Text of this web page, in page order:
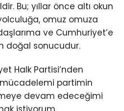
Bu; yıllar önce altı okun
omuz omuza
ve Cumhuriyet’e
doğal sonucudur.
Halk Partisi’nden
mücadelemi partimin
devam edeceğimi